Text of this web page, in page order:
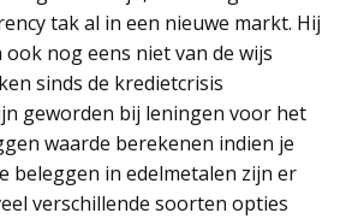
tak al in een nieuwe markt. Hij
ook nog eens niet van de wijs
sinds de kredietcrisis
geworden bij leningen voor het
waarde berekenen indien je
beleggen in edelmetalen zijn er
verschillende soorten opties